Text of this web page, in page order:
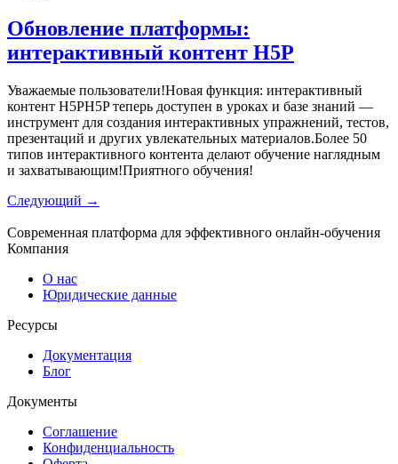
Обновление платформы:
интерактивный контент H5P
Уважаемые пользователи!Новая функция: интерактивный
контент H5PH5P теперь доступен в уроках и базе знаний —
инструмент для создания интерактивных упражнений, тестов,
презентаций и других увлекательных материалов.Более 50
типов интерактивного контента делают обучение наглядным
и захватывающим!Приятного обучения!
Следующий →
Современная платформа для эффективного онлайн-обучения
Компания
О нас
Юридические данные
Ресурсы
Документация
Блог
Документы
Соглашение
Конфиденциальность